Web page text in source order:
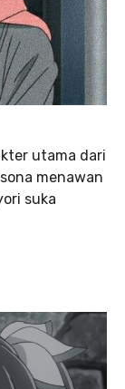
utama dari
menawan
suka